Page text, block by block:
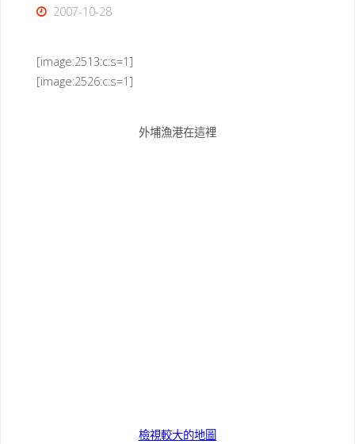
2007-10-28
[image:2513:c:s=1]
[image:2526:c:s=1]
外埔漁港在這裡
檢視較大的地圖